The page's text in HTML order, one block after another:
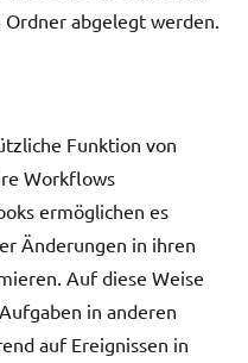
abgelegt werden.
Funktion von
Workflows
ermöglichen es
Änderungen in ihren
Auf diese Weise
in anderen
auf Ereignissen in